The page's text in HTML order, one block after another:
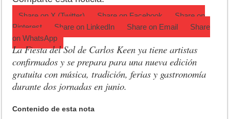
Share on X (Twitter) Share on Facebook
Share on
Pinterest
Share on LinkedIn Share on Email
Share
onWhatsApp
LaFiesta del Sol de Carlos Keen ya tiene artistas
confirmados y se prepara para una nueva edición
gratuita con música, tradición, ferias y gastronomía
durante dos jornadas en junio.
Contenido de esta nota